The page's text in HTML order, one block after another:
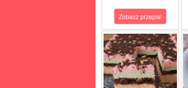
Zobacz przepis!